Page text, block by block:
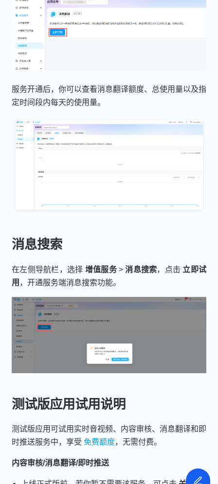
服务开通后，你可以查看消息翻译额度、总使用量以及指
定时间段内每天的使用量。
消息搜索
在左侧导航栏，选择 增值服务>消息搜索，点击 立即试
用 ，开通服务端消息搜索功能。
测试版应用试用说明
测试版应用可试用实时音视频、内容审核、消息翻译和即
时推送服务中，享受 免费额度，无需付费。
内容审核/消息翻译/即时推送